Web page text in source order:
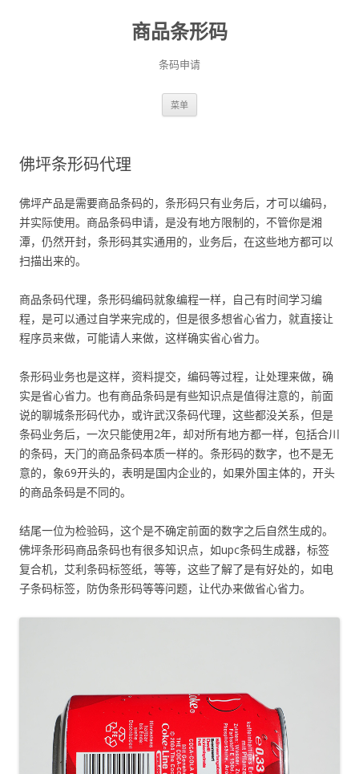
商品条形码
条码申请
菜单
佛坪条形码代理
佛坪产品是需要商品条码的，条形码只有业务后，才可以编码，
并实际使用。商品条码申请，是没有地方限制的，不管你是湘
潭，仍然开封，条形码其实通用的，业务后，在这些地方都可以
扫描出来的。
商品条码代理，条形码编码就象编程一样，自己有时间学习编
程，是可以通过自学来完成的，但是很多想省心省力，就直接让
程序员来做，可能请人来做，这样确实省心省力。
条形码业务也是这样，资料提交，编码等过程，让处理来做，确
实是省心省力。也有商品条码是有些知识点是值得注意的，前面
说的聊城条形码代办，或许武汉条码代理，这些都没关系，但是
条码业务后，一次只能使用2年，却对所有地方都一样，包括合川
的条码，天门的商品条码本质一样的。条形码的数字，也不是无
意的，象69开头的，表明是国内企业的，如果外国主体的，开头
的商品条码是不同的。
结尾一位为检验码，这个是不确定前面的数字之后自然生成的。
佛坪条形码商品条码也有很多知识点，如upc条码生成器，标签
复合机，艾利条码标签纸，等等，这些了解了是有好处的，如电
子条码标签，防伪条形码等等问题，让代办来做省心省力。